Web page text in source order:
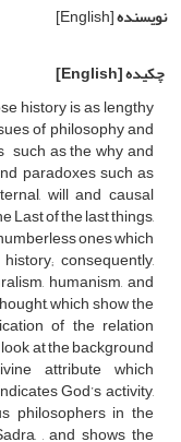
نویسنده[English]
چکیده[English]
history is as lengthy
of philosophy and
such as the why and
paradoxes such as
will and causal
Last of the last things,
ones which
consequently,
humanism, and
which show the
of the relation
at the background
attribute which
God’s activity,
philosophers in the
, and shows the